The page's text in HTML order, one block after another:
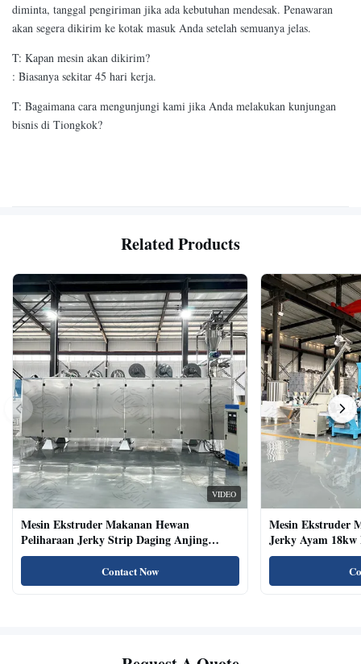
diminta, tanggal pengiriman jika ada kebutuhan mendesak. Penawaran
akan segera dikirim ke kotak masuk Anda setelah semuanya jelas.
T: Kapan mesin akan dikirim?
: Biasanya sekitar 45 hari kerja.
T: Bagaimana cara mengunjungi kami jika Anda melakukan kunjungan
bisnis di Tiongkok?
Related Products
VIDEO
Mesin Ekstruder Makanan Hewan
Peliharaan Jerky Strip Daging Anjing
Dengan Sistem Baki Otomatis
Contact Now
Mesin Ekstruder
Jerky Ayam
Kucing Kering